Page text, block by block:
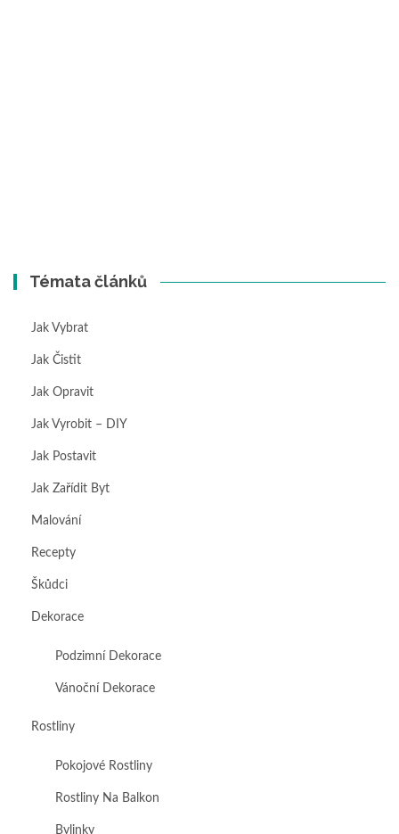
Témata článků
Jak Vybrat
Jak Čistit
Jak Opravit
Jak Vyrobit – DIY
Jak Postavit
Jak Zařídit Byt
Malování
Recepty
Škůdci
Dekorace
Podzimní Dekorace
Vánoční Dekorace
Rostliny
Pokojové Rostliny
Rostliny Na Balkon
Bylinky